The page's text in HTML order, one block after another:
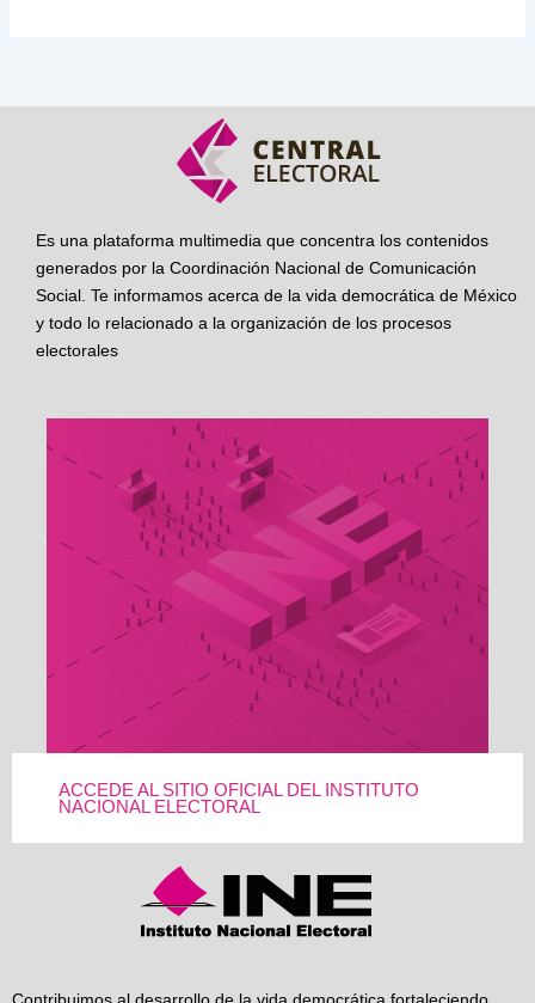
Es una plataforma multimedia que concentra los contenidos
generados por la Coordinación Nacional de Comunicación
Social. Te informamos acerca de la vida democrática de México
y todo lo relacionado a la organización de los procesos
electorales
ACCEDE AL SITIO OFICIAL DEL INSTITUTO
NACIONAL ELECTORAL